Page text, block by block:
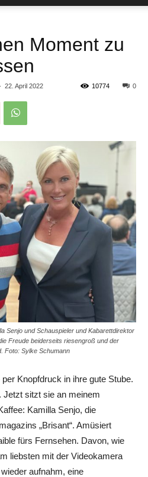
Moment zu
22. April 2022 0
10774
Senjo und Schauspieler und Kabarettdirektor
Freude beiderseits riesengroß und der
Foto: Sylke Schumann
Knopfdruck in ihre gute Stube.
Jetzt sitzt sie an meinem
Kamilla Senjo, die
„Brisant“. Amüsiert
fürs Fernsehen. Davon, wie
liebsten mit der Videokamera
aufnahm, eine